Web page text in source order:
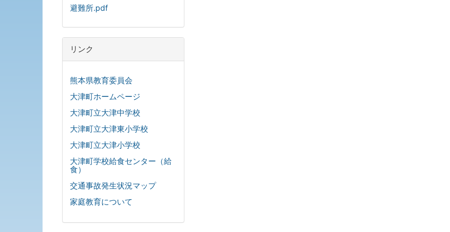
避難所.pdf
リンク
熊本県教育委員会
大津町ホームページ
大津町立大津中学校
大津町立大津東小学校
大津町立大津小学校
大津町学校給食センター（給
食）
交通事故発生状況マップ
家庭教育について